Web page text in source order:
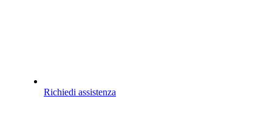
Richiedi assistenza